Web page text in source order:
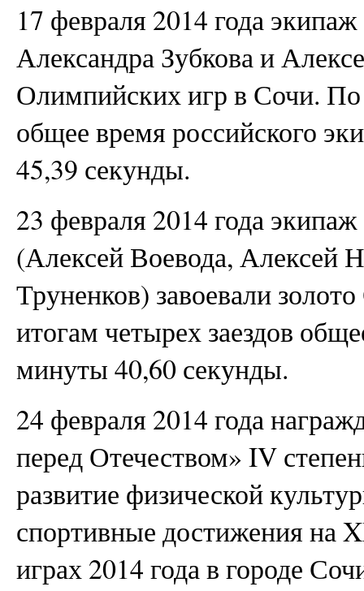
17 февраля 2014 года
Александра Зубкова и
Олимпийских игр в Сочи. По
общее время российского
45,39 секунды.
23 февраля 2014 года
(Алексей Воевода, Алексей
Труненков) завоевали
итогам четырех заездов
минуты 40,60 секунды.
24 февраля 2014 года
перед Отечеством» IV
развитие физической
спортивные достижения на
играх 2014 года в городе